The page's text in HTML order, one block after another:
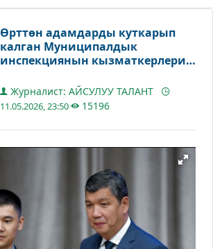
Өрттөн адамдарды куткарып
калган Муниципалдык
инспекциянын кызматкерлери
Журналист: АЙСУЛУУ ТАЛАНТ
11.05.2026, 23:50 15196